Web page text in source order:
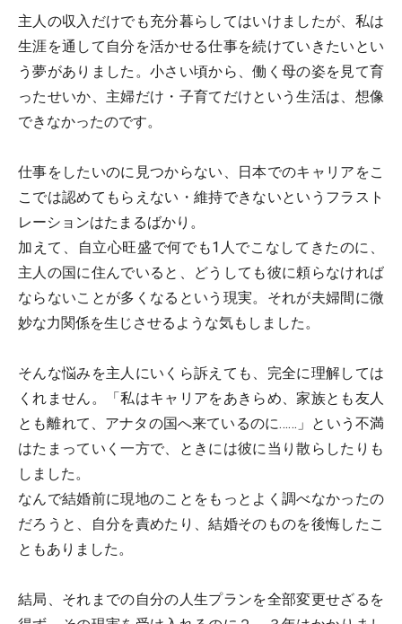
主人の収入だけでも充分暮らしてはいけましたが、私は
生涯を通して自分を活かせる仕事を続けていきたいとい
う夢がありました。小さい頃から、働く母の姿を見て育
ったせいか、主婦だけ・子育てだけという生活は、想像
できなかったのです。
仕事をしたいのに見つからない、日本でのキャリアをこ
こでは認めてもらえない・維持できないというフラスト
レーションはたまるばかり。
加えて、自立心旺盛で何でも1人でこなしてきたのに、
主人の国に住んでいると、どうしても彼に頼らなければ
ならないことが多くなるという現実。それが夫婦間に微
妙な力関係を生じさせるような気もしました。
そんな悩みを主人にいくら訴えても、完全に理解しては
くれません。「私はキャリアをあきらめ、家族とも友人
とも離れて、アナタの国へ来ているのに……」という不満
はたまっていく一方で、ときには彼に当り散らしたりも
しました。
なんで結婚前に現地のことをもっとよく調べなかったの
だろうと、自分を責めたり、結婚そのものを後悔したこ
ともありました。
結局、それまでの自分の人生プランを全部変更せざるを